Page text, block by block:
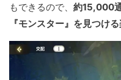
もできるので、 約15,000
『モンスター』を見つけ